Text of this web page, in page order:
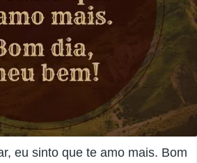
eu sinto que te amo mais. Bom